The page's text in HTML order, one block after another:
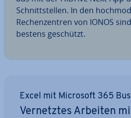
Schnitt­stel­len. In den
Re­chen­zen­tren von IONOS
bestens geschützt.
Excel mit Microsoft 365
Ver­netz­tes Arbeiten